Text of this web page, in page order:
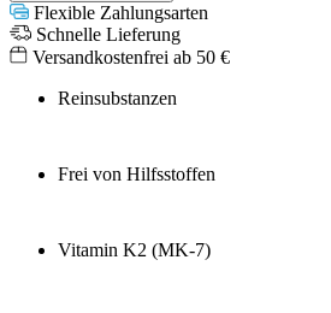
Flexible Zahlungsarten
Schnelle Lieferung
Versandkostenfrei ab 50 €
Reinsubstanzen
Frei von Hilfsstoffen
Vitamin K2 (MK-7)